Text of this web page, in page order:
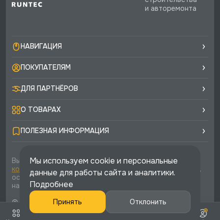
и авторемонта
НАВИГАЦИЯ
ПОКУПАТЕЛЯМ
ДЛЯ ПАРТНЁРОВ
О ТОВАРАХ
ПОЛЕЗНАЯ ИНФОРМАЦИЯ
Вы соглашаетесь с условиямиполитики
конфиденциальностиипубличной офертыкаждый раз,
оставляя свои данные в любой форме обратной связи
на сайте runtec-shop.ru
© 2026 «Runtec», официальный интернет-магазин. Все
права защищены
Мы используем cookie и персональные
данные для работы сайта и аналитики.
Подробнее
Принять Отклонить